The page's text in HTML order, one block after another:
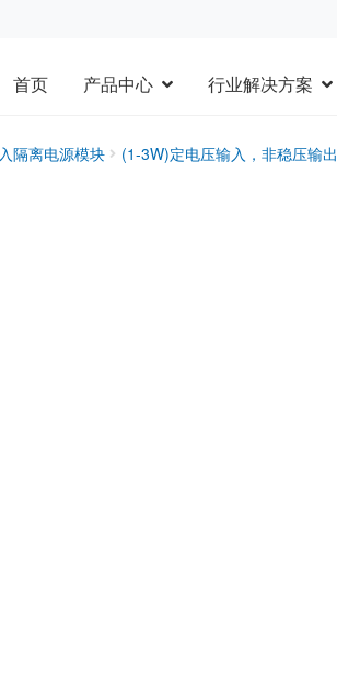
首页 产品中心 行业解决方案
隔离电源模块 (1-3W)定电压输入，非稳压输出